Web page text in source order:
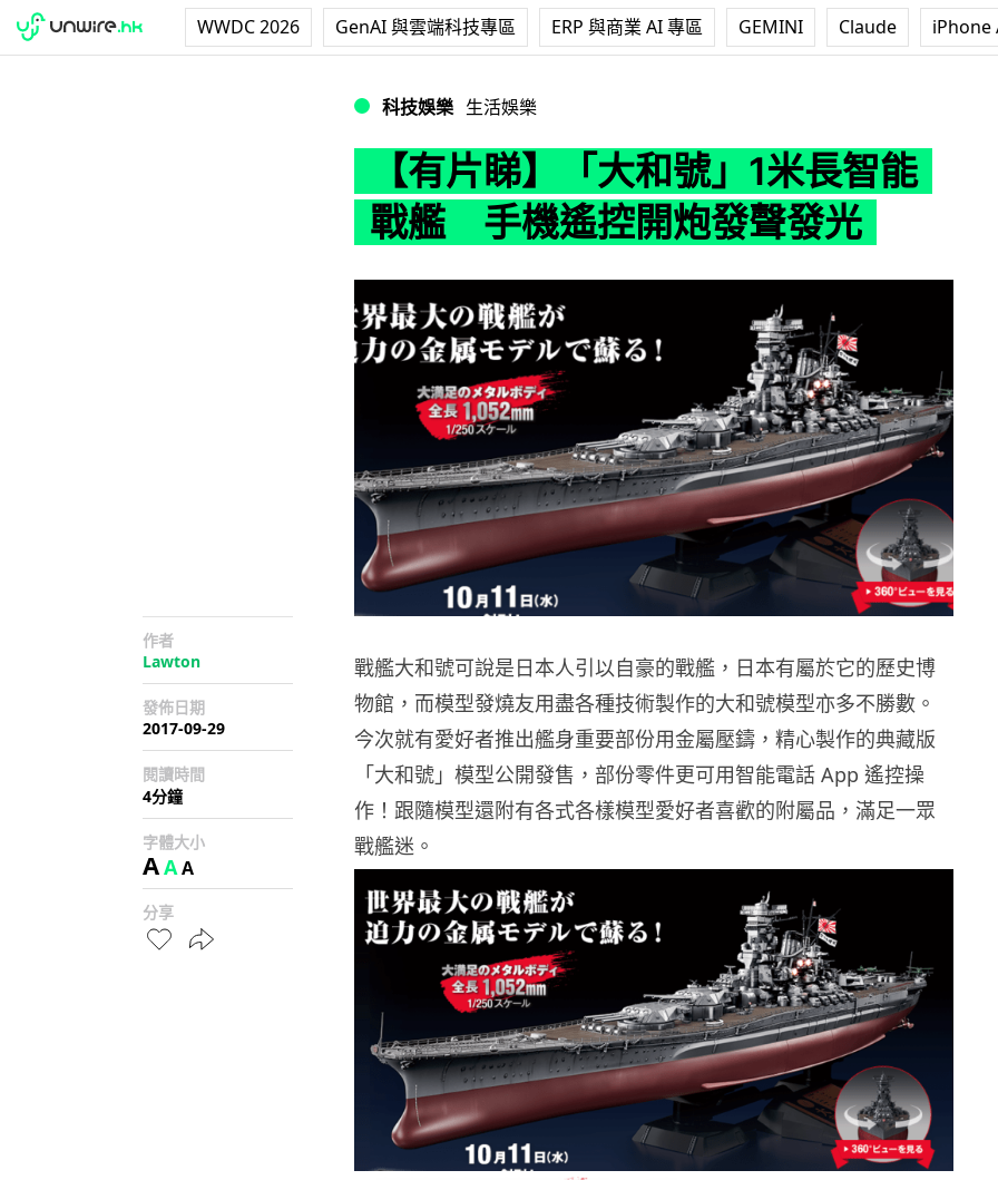
WWDC 2026 GenAI 與雲端科技專區 ERP 與商業 AI 專區 GEMINI Claude iPhone
科技娛樂 生活娛樂
【有片睇】「大和號」1米長智能
戰艦 手機遙控開炮發聲發光
作者
Lawton
發佈日期
2017-09-29
閱讀時間
4分鐘
字體大小
AAA
分享
戰艦大和號可說是日本人引以自豪的戰艦，日本有屬於它的歷史博
物館，而模型發燒友用盡各種技術製作的大和號模型亦多不勝數。
今次就有愛好者推出艦身重要部份用金屬壓鑄，精心製作的典藏版
「大和號」模型公開發售，部份零件更可用智能電話 App 遙控操
作！跟隨模型還附有各式各樣模型愛好者喜歡的附屬品，滿足一眾
戰艦迷。